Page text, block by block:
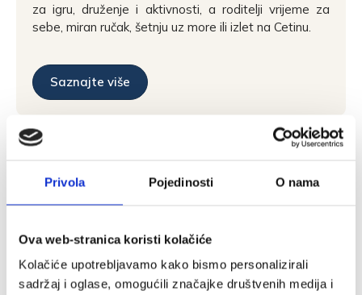
Privola Pojedinosti O nama
Ova web-stranica koristi kolačiće
Kolačiće upotrebljavamo kako bismo personalizirali
sadržaj i oglase, omogućili značajke društvenih medija i
za igru, druženje i aktivnosti, a roditelji vrijeme za
sebe, miran ručak, šetnju uz more ili izlet na Cetinu.
Saznajte više